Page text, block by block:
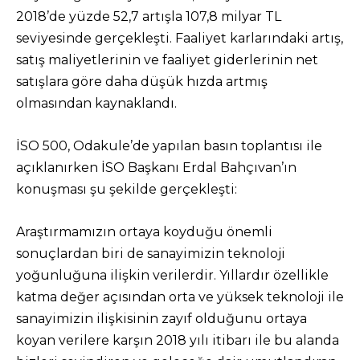
2018’de yüzde 52,7 artışla 107,8 milyar TL
seviyesinde gerçekleşti. Faaliyet karlarındaki artış,
satış maliyetlerinin ve faaliyet giderlerinin net
satışlara göre daha düşük hızda artmış
olmasından kaynaklandı.
İSO 500, Odakule’de yapılan basın toplantısı ile
açıklanırken İSO Başkanı Erdal Bahçıvan’ın
konuşması şu şekilde gerçekleşti:
Araştırmamızın ortaya koyduğu önemli
sonuçlardan biri de sanayimizin teknoloji
yoğunluğuna ilişkin verilerdir. Yıllardır özellikle
katma değer açısından orta ve yüksek teknoloji ile
sanayimizin ilişkisinin zayıf olduğunu ortaya
koyan verilere karşın 2018 yılı itibarı ile bu alanda